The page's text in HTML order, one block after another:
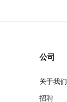
公司
关于我们
招聘